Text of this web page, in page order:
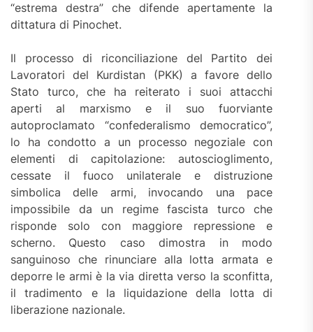
“estrema destra” che difende apertamente la
dittatura di Pinochet.
Il processo di riconciliazione del Partito dei
Lavoratori del Kurdistan (PKK) a favore dello
Stato turco, che ha reiterato i suoi attacchi
aperti al marxismo e il suo fuorviante
autoproclamato “confederalismo democratico”,
lo ha condotto a un processo negoziale con
elementi di capitolazione: autoscioglimento,
cessate il fuoco unilaterale e distruzione
simbolica delle armi, invocando una pace
impossibile da un regime fascista turco che
risponde solo con maggiore repressione e
scherno. Questo caso dimostra in modo
sanguinoso che rinunciare alla lotta armata e
deporre le armi è la via diretta verso la sconfitta,
il tradimento e la liquidazione della lotta di
liberazione nazionale.